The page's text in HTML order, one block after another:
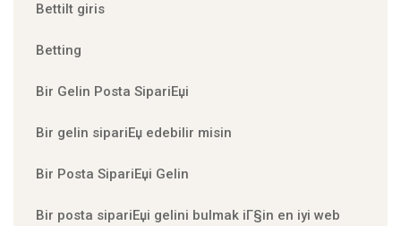
Bettilt giris
Betting
Bir Gelin Posta SipariЕџi
Bir gelin sipariЕџ edebilir misin
Bir Posta SipariЕџi Gelin
Bir posta sipariЕџi gelini bulmak iГ§in en iyi web